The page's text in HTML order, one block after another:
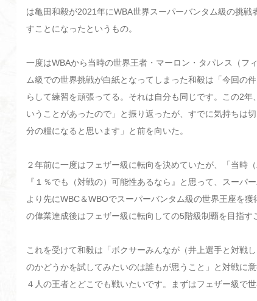
は亀田和毅が2021年にWBA世界スーパーバンタム級の挑
すことになったというもの。
一度はWBAから当時の世界王者・マーロン・タパレス（フ
ム級での世界挑戦が白紙となってしまった和毅は「今回の
らして練習を頑張ってる。それは自分も同じです。この2
いうことがあったので」と振り返ったが、すでに気持ちは
分の糧になると思います」と前を向いた。
２年前に一度はフェザー級に転向を決めていたが、「当時
『１％でも（対戦の）可能性あるなら』と思って、スー
より先にWBC＆WBOでスーパーバンタム級の世界王座を
の偉業達成後はフェザー級に転向しての5階級制覇を目指す
これを受けて和毅は「ボクサーみんなが（井上選手と対戦
のかどうかを試してみたいのは誰もが思うこと」と対戦に
４人の王者とどこでも戦いたいです。まずはフェザー級で